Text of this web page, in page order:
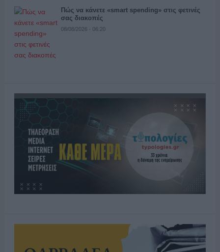
Πώς να κάνετε «smart spending» στις φετινές
σας διακοπές
08/08/2026 - 06:20